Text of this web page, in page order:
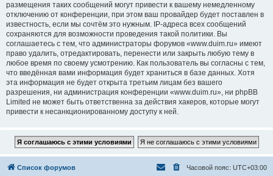
размещения таких сообщений могут привести к вашему немедленному
отключению от конференции, при этом ваш провайдер будет поставлен в
известность, если мы сочтём это нужным. IP-адреса всех сообщений
сохраняются для возможности проведения такой политики. Вы
соглашаетесь с тем, что администраторы форумов «www.duim.ru» имеют
право удалить, отредактировать, перенести или закрыть любую тему в
любое время по своему усмотрению. Как пользователь вы согласны с тем,
что введённая вами информация будет храниться в базе данных. Хотя
эта информация не будет открыта третьим лицам без вашего
разрешения, ни администрация конференции «www.duim.ru», ни phpBB
Limited не может быть ответственна за действия хакеров, которые могут
привести к несанкционированному доступу к ней.
Список форумов Часовой пояс: UTC+03:00